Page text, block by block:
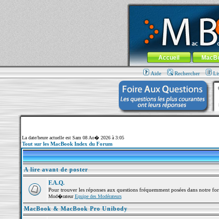
MacBook-fr.com : 100% Apple... 100%
Aller au contenu-Aller au menu
Menu général
Accueil
Aide Rechercher
La date/heure actuelle est Sam 08 Ao� 2026 à 3:05
Tout sur les MacBook Index du Forum
A lire avant de poster
F.A.Q.
Pour trouver les réponses aux questions fréquemment posées dans notre
Mod�rateurEquipe des Modérateurs
MacBook & MacBook Pro Unibody